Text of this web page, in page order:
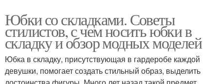
Юбки со складками. Советы
стилистов, с чем носить юбки в
складку и обзор модных моделей
Юбка в складку, присутствующая в гардеробе каждой
девушки, помогает создать стильный образ, выделить